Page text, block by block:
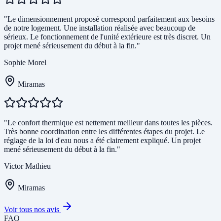
"Le dimensionnement proposé correspond parfaitement aux besoins
de notre logement. Une installation réalisée avec beaucoup de
sérieux. Le fonctionnement de l'unité extérieure est très discret. Un
projet mené sérieusement du début à la fin."
Sophie Morel
Miramas
"Le confort thermique est nettement meilleur dans toutes les pièces.
Très bonne coordination entre les différentes étapes du projet. Le
réglage de la loi d'eau nous a été clairement expliqué. Un projet
mené sérieusement du début à la fin."
Victor Mathieu
Miramas
Voir tous nos avis
FAQ